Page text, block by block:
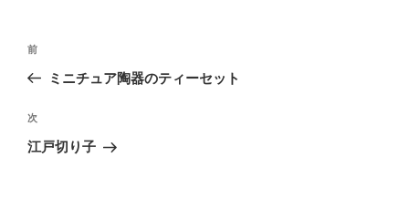
投
ナ
ビ
ゲ
前
の
稿
前
ミニチュア陶器のティーセット
次
の
次
江戸切り子